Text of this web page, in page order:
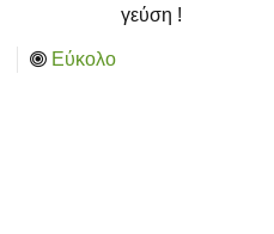
γεύση !
Εύκολο